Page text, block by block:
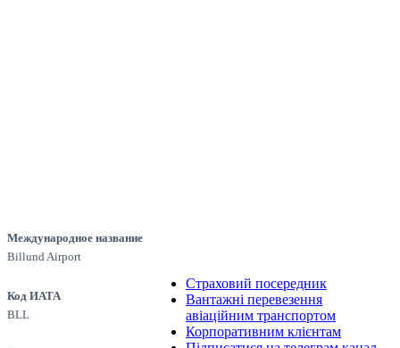
Международное название
Billund Airport
Код ИАТА
BLL
Страховий посередник
Вантажні перевезення
авіаційним транспортом
Корпоративним клієнтам